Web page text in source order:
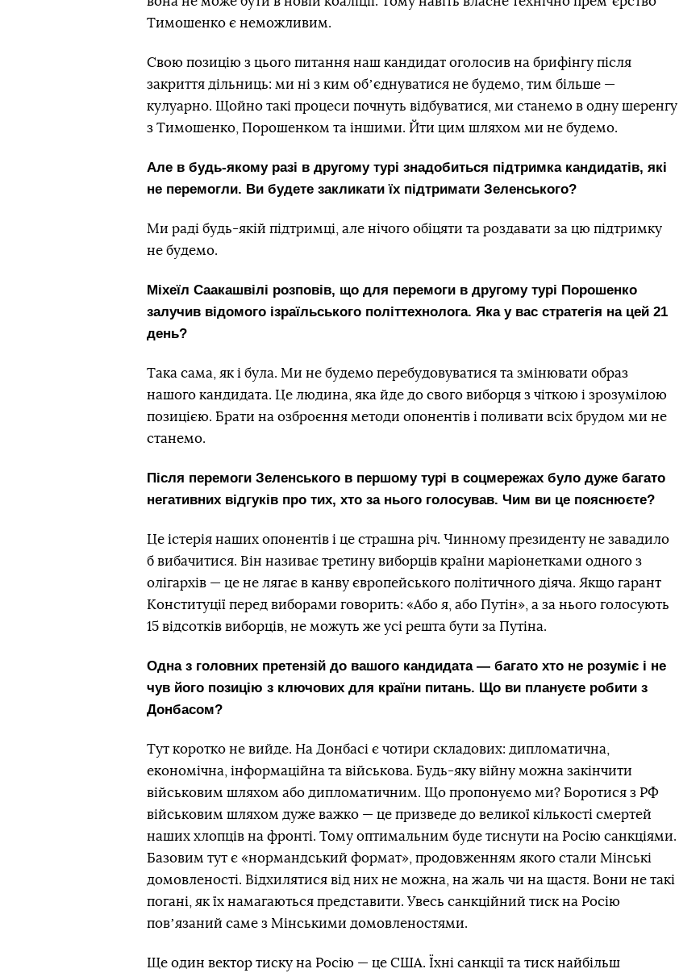
Тимошенко є неможливим.
Свою позицію з цього питання наш кандидат оголосив на брифінгу після
закриття дільниць: ми ні з ким обʼєднуватися не будемо, тим більше —
кулуарно. Щойно такі процеси почнуть відбуватися, ми станемо в одну шеренгу
з Тимошенко, Порошенком та іншими. Йти цим шляхом ми не будемо.
Але в будь-якому разі в другому турі знадобиться підтримка кандидатів, які
не перемогли. Ви будете закликати їх підтримати Зеленського?
Ми раді будь-якій підтримці, але нічого обіцяти та роздавати за цю підтримку
не будемо.
Міхеїл Саакашвілі розповів, що для перемоги в другому турі Порошенко
залучив відомого ізраїльського політтехнолога. Яка у вас стратегія на цей 21
день?
Така сама, як і була. Ми не будемо перебудовуватися та змінювати образ
нашого кандидата. Це людина, яка йде до свого виборця з чіткою і зрозумілою
позицією. Брати на озброєння методи опонентів і поливати всіх брудом ми не
станемо.
Після перемоги Зеленського в першому турі в соцмережах було дуже багато
негативних відгуків про тих, хто за нього голосував. Чим ви це пояснюєте?
Це істерія наших опонентів і це страшна річ. Чинному президенту не завадило
б вибачитися. Він називає третину виборців країни маріонетками одного з
олігархів — це не лягає в канву європейського політичного діяча. Якщо гарант
Конституції перед виборами говорить: «Або я, або Путін», а за нього голосують
15 відсотків виборців, не можуть же усі решта бути за Путіна.
Одна з головних претензій до вашого кандидата — багато хто не розуміє і не
чув його позицію з ключових для країни питань. Що ви плануєте робити з
Донбасом?
Тут коротко не вийде. На Донбасі є чотири складових: дипломатична,
економічна, інформаційна та військова. Будь-яку війну можна закінчити
військовим шляхом або дипломатичним. Що пропонуємо ми? Боротися з РФ
військовим шляхом дуже важко — це призведе до великої кількості смертей
наших хлопців на фронті. Тому оптимальним буде тиснути на Росію санкціями.
Базовим тут є «нормандський формат», продовженням якого стали Мінські
домовленості. Відхилятися від них не можна, на жаль чи на щастя. Вони не такі
погані, як їх намагаються представити. Увесь санкційний тиск на Росію
повʼязаний саме з Мінськими домовленостями.
Ще один вектор тиску на Росію — це США. Їхні санкції та тиск найбільш